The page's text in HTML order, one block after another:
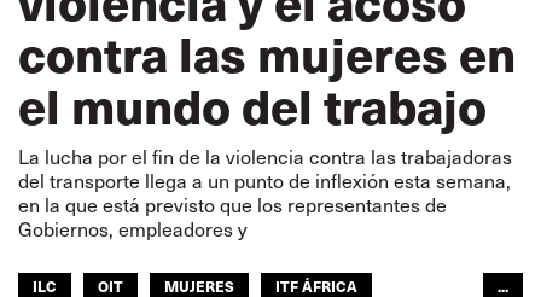
contra las mujeres en
el mundo del trabajo
La lucha por el fin de la violencia contra las trabajadoras
del transporte llega a un punto de inflexión esta semana,
en la que está previsto que los representantes de
Gobiernos, empleadores y
ILC OIT MUJERES
ITF ÁFRICA
...